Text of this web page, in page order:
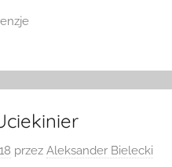
przezAleksander Bielecki